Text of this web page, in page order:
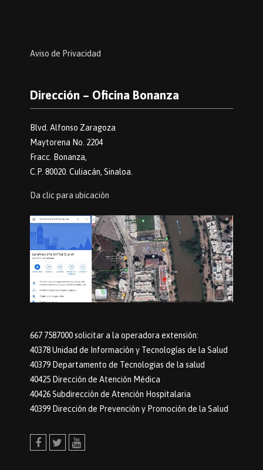
Aviso de Privacidad
Dirección – Oficina Bonanza
Blvd. Alfonso Zaragoza
Maytorena No. 2204
Fracc. Bonanza,
C.P. 80020. Culiacán, Sinaloa.
Da clic para ubicación
667 7587000 solicitar a la operadora extensión:
40378 Unidad de Información y Tecnologías de la Salud
40379 Departamento de Tecnologias de la salud
40425 Dirección de Atención Médica
40426 Subdirección de Atención Hospitalaria
40399 Dirección de Prevención y Promoción de la Salud